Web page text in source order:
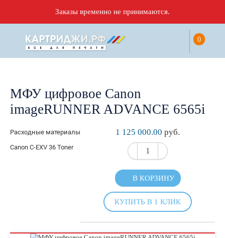
Заказы временно не принимаются.
0
МФУ цифровое Canon
imageRUNNER ADVANCE 6565i
Расходные материалы
Canon C-EXV 36 Toner
1 125 000.00 руб.
В КОРЗИНУ
КУПИТЬ В 1 КЛИК